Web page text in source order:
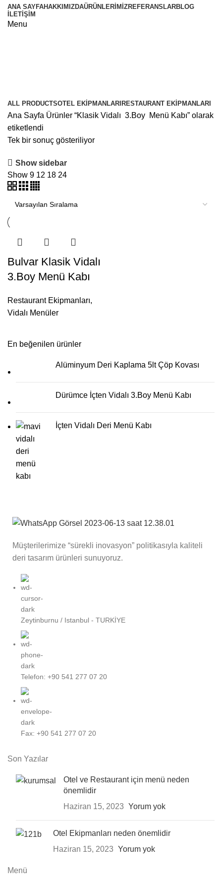
ANA SAYFAHAKKIMIZDAÜRÜNLERIMIZREFERANSLARBLOG
İLETIŞIM
Menu
ALL PRODUCTSOTEL EKIPMANLARI RESTAURANT EKIPMANLARI
En beğenilen ürünler
Alüminyum Deri Kaplama 5lt Çöp Kovası
Dürümce İçten Vidalı 3.Boy Menü Kabı
İçten Vidalı Deri Menü Kabı
Ana Sayfa Ürünler “Klasik Vidalı 3.Boy Menü Kabı” olarak
etiketlendi
Tek bir sonuç gösteriliyor
Show sidebar
Show 9 12 18 24
Bulvar Klasik Vidalı
3.Boy Menü Kabı
Restaurant Ekipmanları,
Vidalı Menüler
Müşterilerimize “sürekli inovasyon” politikasıyla kaliteli
deri tasarım ürünleri sunuyoruz.
Zeytinburnu / Istanbul - TURKİYE
Telefon: +90 541 277 07 20
Fax: +90 541 277 07 20
Son Yazılar
Otel ve Restaurant için menü neden
önemlidir
Haziran 15, 2023 Yorum yok
Otel Ekipmanları neden önemlidir
Haziran 15, 2023 Yorum yok
Menü